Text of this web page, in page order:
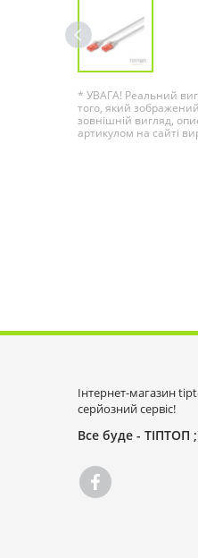
* УВАГА! Реальний
того, який
зовнішній вигляд,
артикулом на сайті
Інтернет-магазин
серйозний сервіс!
Все буде - ТІПТОП